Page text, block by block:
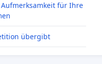
für Ihre
übergibt